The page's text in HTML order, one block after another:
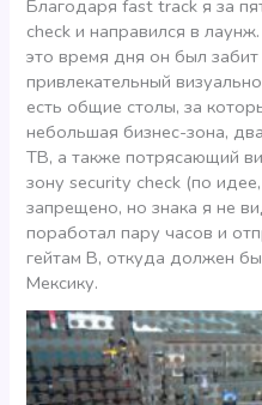
Благодаря fast track я за
check и направился в
это время дня он был
привлекательный
есть общие столы, за
небольшая бизнес-зона,
ТВ, а также потрясающий
зону security check (по
запрещено, но знака я не
поработал пару часов и
гейтам В, откуда должен
Мексику.